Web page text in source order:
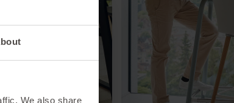
We also share